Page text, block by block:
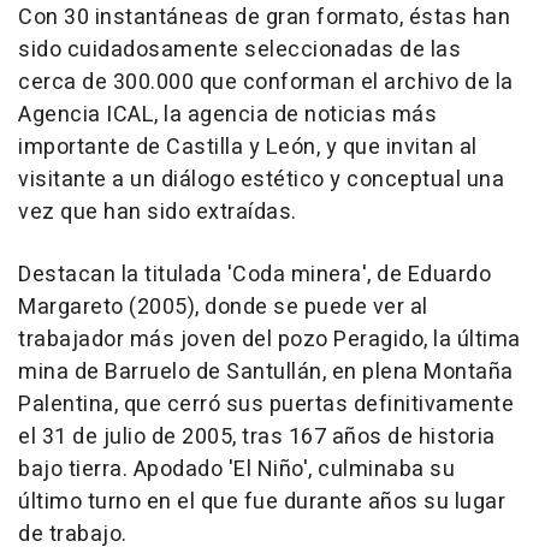
Con 30 instantáneas de gran formato, éstas han
sido cuidadosamente seleccionadas de las
cerca de 300.000 que conforman el archivo de la
Agencia ICAL, la agencia de noticias más
importante de Castilla y León, y que invitan al
visitante a un diálogo estético y conceptual una
vez que han sido extraídas.
Destacan la titulada 'Coda minera', de Eduardo
Margareto (2005), donde se puede ver al
trabajador más joven del pozo Peragido, la última
mina de Barruelo de Santullán, en plena Montaña
Palentina, que cerró sus puertas definitivamente
el 31 de julio de 2005, tras 167 años de historia
bajo tierra. Apodado 'El Niño', culminaba su
último turno en el que fue durante años su lugar
de trabajo.